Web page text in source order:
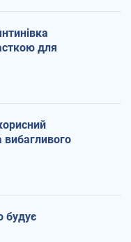
для
вибагливого
будує